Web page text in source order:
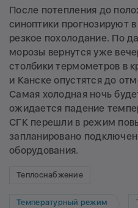
После потепления до
синоптики прогнозируют
резкое похолодание. По
морозы вернутся уже
столбики термометров в
и Канске опустятся до
Самая холодная ночь
ожидается падение
СГК перешли в режим
запланировано
оборудования.
Теплоснабжение
Температурный режим